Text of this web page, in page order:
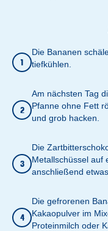
1
Die Bananen
tiefkühlen.
2
Am nächsten Tag
Pfanne ohne Fett
und grob hacken.
3
Die
Metallschüssel auf
anschließend
4
Die gefrorenen
Kakaopulver im
Proteinmilch oder